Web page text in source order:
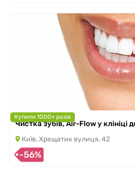
Купили 1000+ разів
Чистка зубів, Air-Flow у клініці
Київ, Хрещатик вулиця, 42
-56%